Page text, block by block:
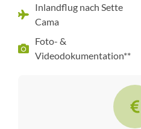
Inlandflug nach Sette
Cama
Foto- &
Videodokumentation**